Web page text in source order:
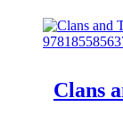
Clans